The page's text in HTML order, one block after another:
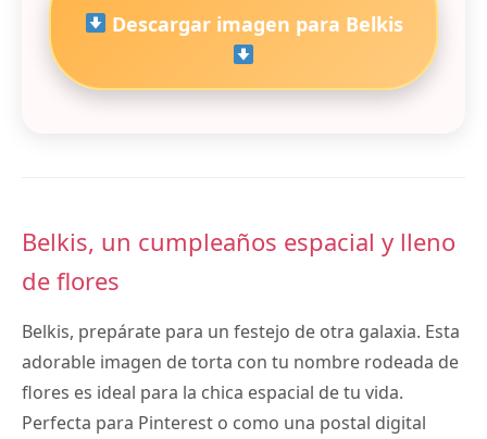
Descargar imagen para Belkis
Belkis, un cumpleaños espacial y lleno
de flores
Belkis, prepárate para un festejo de otra galaxia. Esta
adorable imagen de torta con tu nombre rodeada de
flores es ideal para la chica espacial de tu vida.
Perfecta para Pinterest o como una postal digital